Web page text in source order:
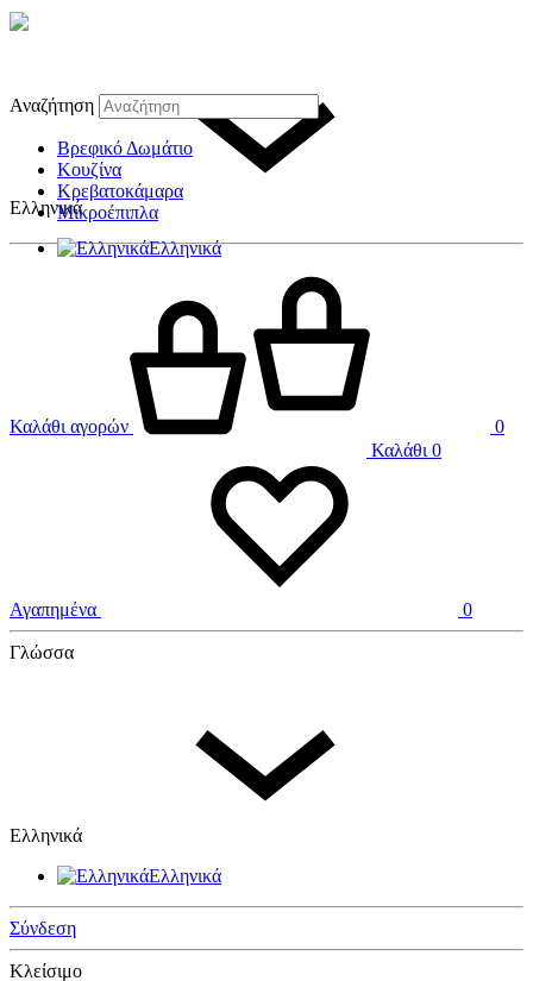
Ελληνικά
Ελληνικά
Καλάθι 0
Αναζήτηση
Βρεφικό Δωμάτιο
Κουζίνα
Κρεβατοκάμαρα
Μικροέπιπλα
Καλάθι αγορών 0
Αγαπημένα 0
Γλώσσα
Ελληνικά
Ελληνικά
Σύνδεση
Κλείσιμο